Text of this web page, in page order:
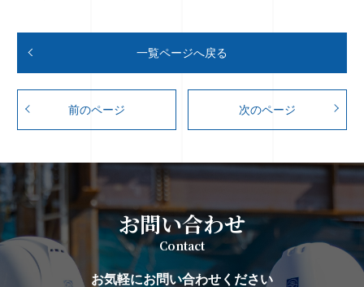
前のページ
一覧ページへ戻る
次のページ
お問い合わせ
Contact
お気軽にお問い合わせください